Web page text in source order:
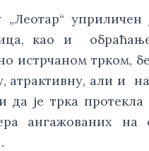
као и
истрчаном трком,
атрактивну, али и
да је трка
ангажованих